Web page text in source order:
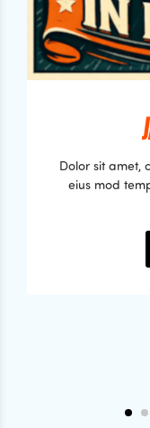
Dolor sit amet,
eius mod